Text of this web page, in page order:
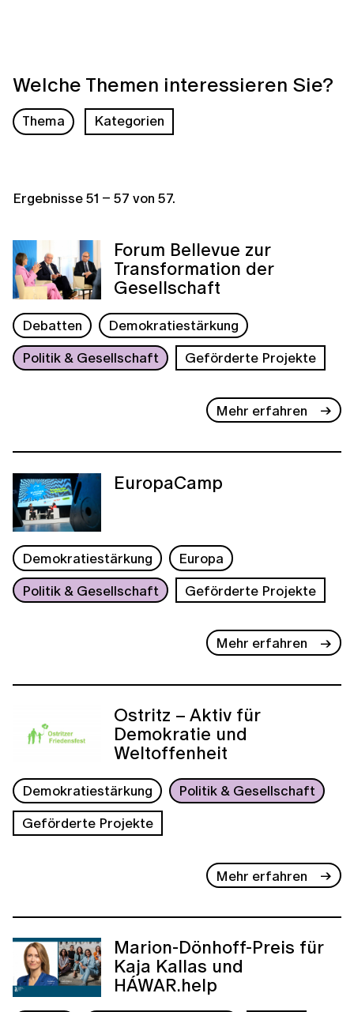
Welche Themen interessieren Sie?
Thema Kategorien
Ergebnisse51 – 57 von 57.
Forum Bellevue zur
Transformation der
Gesellschaft
Debatten
Demokratiestärkung
Politik & Gesellschaft
Geförderte Projekte
Mehr erfahren
EuropaCamp
Demokratiestärkung
Europa
Politik & Gesellschaft
Geförderte Projekte
Mehr erfahren
Ostritz – Aktiv für
Demokratie und
Weltoffenheit
Demokratiestärkung
Politik & Gesellschaft
Geförderte Projekte
Mehr erfahren
Marion-Dönhoff-Preis für
Kaja Kallas und
HÁWAR.help